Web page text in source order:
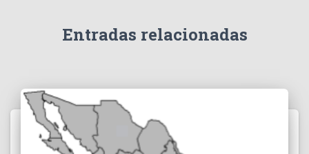
Entradas relacionadas